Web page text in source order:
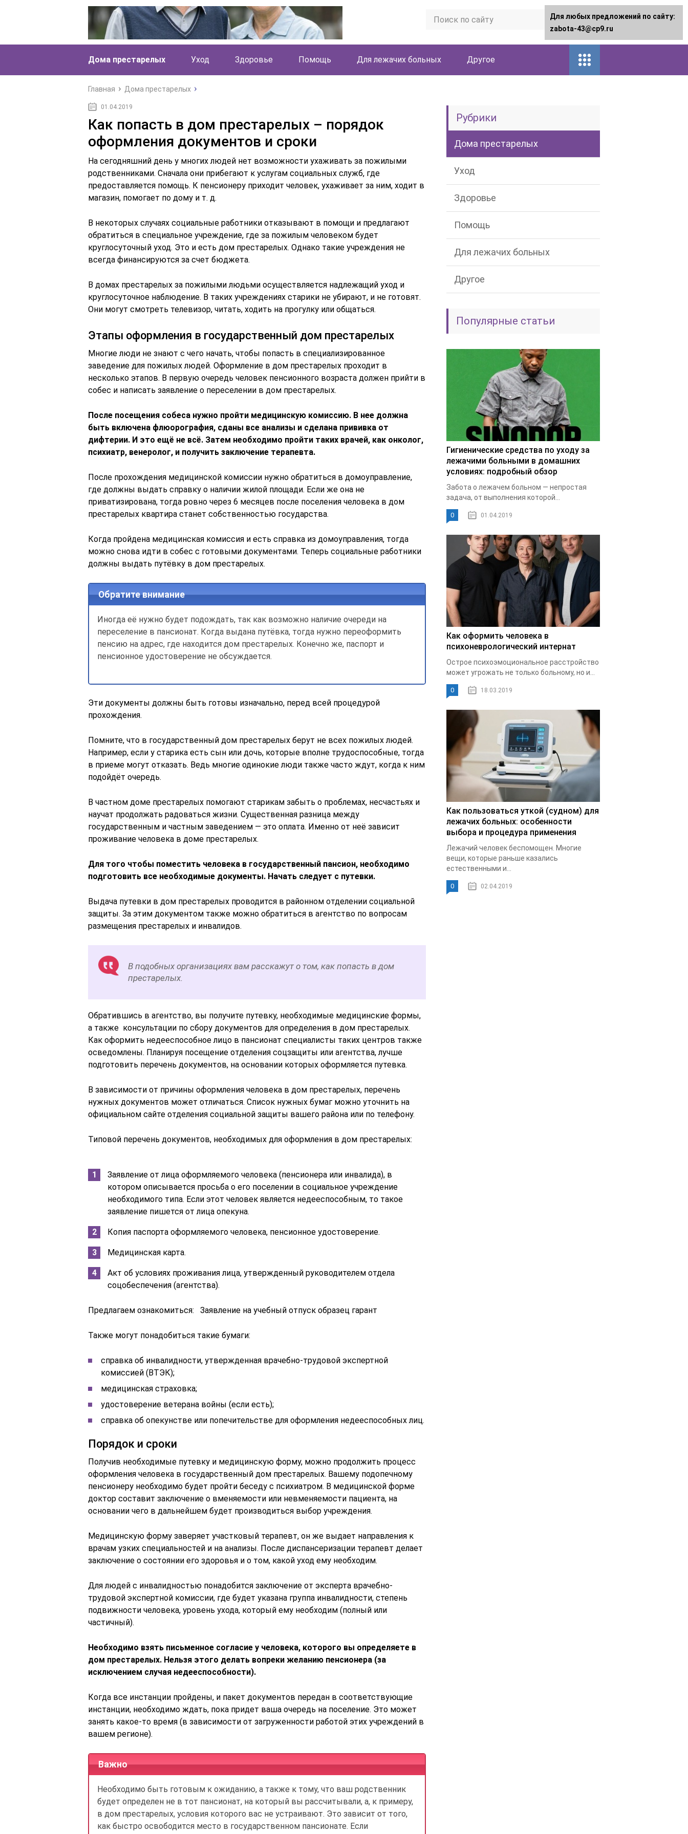
Дома престарелых Уход Здоровье Помощь Для лежачих больных Другое
Главная Дома престарелых
01.04.2019
Как попасть в дом престарелых – порядок
оформления документов и сроки
На сегодняшний день у многих людей нет возможности ухаживать за пожилыми
родственниками. Сначала они прибегают к услугам социальных служб, где
предоставляется помощь. К пенсионеру приходит человек, ухаживает за ним, ходит в
магазин, помогает по дому и т. д.
В некоторых случаях социальные работники отказывают в помощи и предлагают
обратиться в специальное учреждение, где за пожилым человеком будет
круглосуточный уход. Это и есть дом престарелых. Однако такие учреждения не
всегда финансируются за счет бюджета.
В домах престарелых за пожилыми людьми осуществляется надлежащий уход и
круглосуточное наблюдение. В таких учреждениях старики не убирают, и не готовят.
Они могут смотреть телевизор, читать, ходить на прогулку или общаться.
Этапы оформления в государственный дом престарелых
Многие люди не знают с чего начать, чтобы попасть в специализированное
заведение для пожилых людей. Оформление в дом престарелых проходит в
несколько этапов. В первую очередь человек пенсионного возраста должен прийти в
собес и написать заявление о переселении в дом престарелых.
После посещения собеса нужно пройти медицинскую комиссию. В нее должна
быть включена флюорография, сданы все анализы и сделана прививка от
дифтерии. И это ещё не всё. Затем необходимо пройти таких врачей, как онколог,
психиатр, венеролог, и получить заключение терапевта.
После прохождения медицинской комиссии нужно обратиться в домоуправление,
где должны выдать справку о наличии жилой площади. Если же она не
приватизирована, тогда ровно через 6 месяцев после поселения человека в дом
престарелых квартира станет собственностью государства.
Когда пройдена медицинская комиссия и есть справка из домоуправления, тогда
можно снова идти в собес с готовыми документами. Теперь социальные работники
должны выдать путёвку в дом престарелых.
Обратите внимание
Иногда её нужно будет подождать, так как возможно наличие очереди на
переселение в пансионат. Когда выдана путёвка, тогда нужно переоформить
пенсию на адрес, где находится дом престарелых. Конечно же, паспорт и
пенсионное удостоверение не обсуждается.
Эти документы должны быть готовы изначально, перед всей процедурой
прохождения.
Помните, что в государственный дом престарелых берут не всех пожилых людей.
Например, если у старика есть сын или дочь, которые вполне трудоспособные, тогда
в приеме могут отказать. Ведь многие одинокие люди также часто ждут, когда к ним
подойдёт очередь.
В частном доме престарелых помогают старикам забыть о проблемах, несчастьях и
научат продолжать радоваться жизни. Существенная разница между
государственным и частным заведением — это оплата. Именно от неё зависит
проживание человека в доме престарелых.
Для того чтобы поместить человека в государственный пансион, необходимо
подготовить все необходимые документы. Начать следует с путевки.
Выдача путевки в дом престарелых проводится в районном отделении социальной
защиты. За этим документом также можно обратиться в агентство по вопросам
размещения престарелых и инвалидов.
В подобных организациях вам расскажут о том, как попасть в дом
престарелых.
Обратившись в агентство, вы получите путевку, необходимые медицинские формы,
а также консультации по сбору документов для определения в дом престарелых.
Как оформить недееспособное лицо в пансионат специалисты таких центров также
осведомлены. Планируя посещение отделения соцзащиты или агентства, лучше
подготовить перечень документов, на основании которых оформляется путевка.
В зависимости от причины оформления человека в дом престарелых, перечень
нужных документов может отличаться. Список нужных бумаг можно уточнить на
официальном сайте отделения социальной защиты вашего района или по телефону.
Типовой перечень документов, необходимых для оформления в дом престарелых:
Заявление от лица оформляемого человека (пенсионера или инвалида), в
котором описывается просьба о его поселении в социальное учреждение
необходимого типа. Если этот человек является недееспособным, то такое
заявление пишется от лица опекуна.
Копия паспорта оформляемого человека, пенсионное удостоверение.
Медицинская карта.
Акт об условиях проживания лица, утвержденный руководителем отдела
соцобеспечения (агентства).
Предлагаем ознакомиться: Заявление на учебный отпуск образец гарант
Также могут понадобиться такие бумаги:
справка об инвалидности, утвержденная врачебно-трудовой экспертной
комиссией (ВТЭК);
медицинская страховка;
удостоверение ветерана войны (если есть);
справка об опекунстве или попечительстве для оформления недееспособных лиц.
Порядок и сроки
Получив необходимые путевку и медицинскую форму, можно продолжить процесс
оформления человека в государственный дом престарелых. Вашему подопечному
пенсионеру необходимо будет пройти беседу с психиатром. В медицинской форме
доктор составит заключение о вменяемости или невменяемости пациента, на
основании чего в дальнейшем будет производиться выбор учреждения.
Медицинскую форму заверяет участковый терапевт, он же выдает направления к
врачам узких специальностей и на анализы. После диспансеризации терапевт делает
заключение о состоянии его здоровья и о том, какой уход ему необходим.
Для людей с инвалидностью понадобится заключение от эксперта врачебно-
трудовой экспертной комиссии, где будет указана группа инвалидности, степень
подвижности человека, уровень ухода, который ему необходим (полный или
частичный).
Необходимо взять письменное согласие у человека, которого вы определяете в
дом престарелых. Нельзя этого делать вопреки желанию пенсионера (за
исключением случая недееспособности).
Когда все инстанции пройдены, и пакет документов передан в соответствующие
инстанции, необходимо ждать, пока придет ваша очередь на поселение. Это может
занять какое-то время (в зависимости от загруженности работой этих учреждений в
вашем регионе).
Важно
Необходимо быть готовым к ожиданию, а также к тому, что ваш родственник
будет определен не в тот пансионат, на который вы рассчитывали, а, к примеру,
в дом престарелых, условия которого вас не устраивают. Это зависит от того,
как быстро освободится место в государственном пансионате. Если
Рубрики
Дома престарелых
Уход
Здоровье
Помощь
Для лежачих больных
Другое
Популярные статьи
Гигиенические средства по уходу за
лежачими больными в домашних
условиях: подробный обзор
Забота о лежачем больном — непростая
задача, от выполнения которой...
0 01.04.2019
Как оформить человека в
психоневрологический интернат
Острое психоэмоциональное расстройство
может угрожать не только больному, но и...
0 18.03.2019
Как пользоваться уткой (судном) для
лежачих больных: особенности
выбора и процедура применения
Лежачий человек беспомощен. Многие
вещи, которые раньше казались
естественными и...
0 02.04.2019
Для любых предложений по сайту:
zabota-43@cp9.ru